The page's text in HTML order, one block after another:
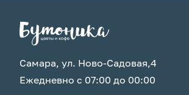
Самара, ул. Ново-Садовая,4
Ежедневно с 07:00 до 00:00